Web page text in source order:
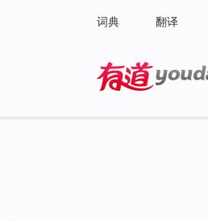
词典 翻译